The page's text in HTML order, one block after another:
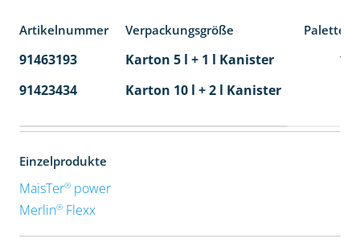
Artikelnummer Verpackungsgröße
91463193 Karton 5 l + 1 l Kanister
115
91423434
Karton 10 l + 2 l Kanister
Einzelprodukte
MaisTer®power
Merlin®Flexx